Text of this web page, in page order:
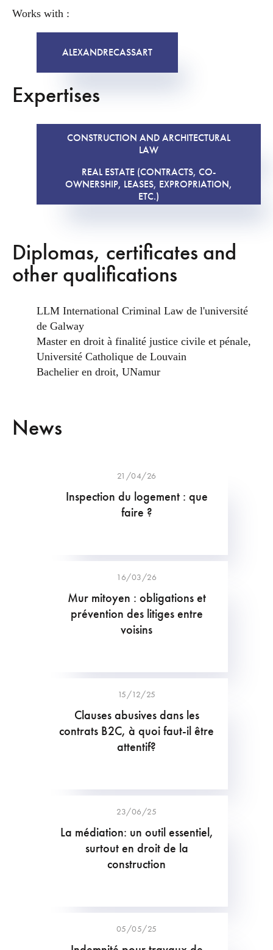
Works with :
ALEXANDRECASSART
Expertises
CONSTRUCTION AND ARCHITECTURAL
LAW
REAL ESTATE (CONTRACTS, CO-
OWNERSHIP, LEASES, EXPROPRIATION,
ETC.)
Diplomas, certificates and
other qualifications
LLM International Criminal Law de l'université
de Galway
Master en droit à finalité justice civile et pénale,
Université Catholique de Louvain
Bachelier en droit, UNamur
News
21/04/26
Inspection du logement : que
faire ?
16/03/26
Mur mitoyen : obligations et
prévention des litiges entre
voisins
15/12/25
Clauses abusives dans les
contrats B2C, à quoi faut-il être
attentif?
23/06/25
La médiation: un outil essentiel,
surtout en droit de la
construction
05/05/25